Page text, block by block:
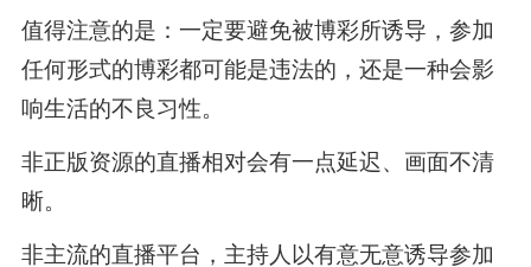
值得注意的是：一定要避免被博彩所诱导，参加
任何形式的博彩都可能是违法的，还是一种会影
响生活的不良习性。
非正版资源的直播相对会有一点延迟、画面不清
晰。
非主流的直播平台，主持人以有意无意诱导参加